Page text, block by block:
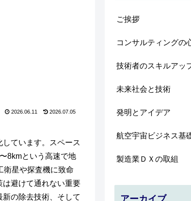
2026.06.11 2026.07.05
ています。スペース
8kmという高速で地
衛星や探査機に致命
避けて通れない重要
の除去技術、そして
ご挨拶
コンサルティングの
技術者のスキルアッ
未来社会と技術
発明とアイデア
航空宇宙ビジネス基
製造業ＤＸの取組
アーカイブ